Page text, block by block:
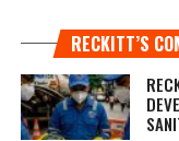
RECKITT’S